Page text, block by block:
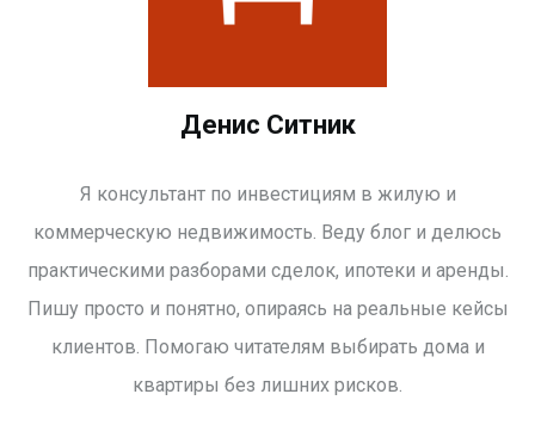
Денис Ситник
Я консультант по инвестициям в жилую и
коммерческую недвижимость. Веду блог и делюсь
практическими разборами сделок, ипотеки и аренды.
Пишу просто и понятно, опираясь на реальные кейсы
клиентов. Помогаю читателям выбирать дома и
квартиры без лишних рисков.